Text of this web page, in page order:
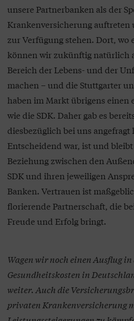
unsere Partnerbanken als der
Krankenversicherung auftreten
zur Verfügung stehen. Dort, wo
können wir zukünftig natürlich
Bereich der Lebens- und der
machen – und die Stuttgarter
haben im Markt übrigens einen
wie die SDK. Daher gab es
diesbezüglich bei uns angefragt
Entscheidend war, ist und
Beziehung zwischen den
SDK und ihren jeweiligen
Banken. Vertrauen ist
florierende Partnerschaft, die
Freude und Erfolg bringt.
Wagen wir noch einen Ausflug
Gesundheitskosten in
weiter. Auch die
privaten Krankenversicherung